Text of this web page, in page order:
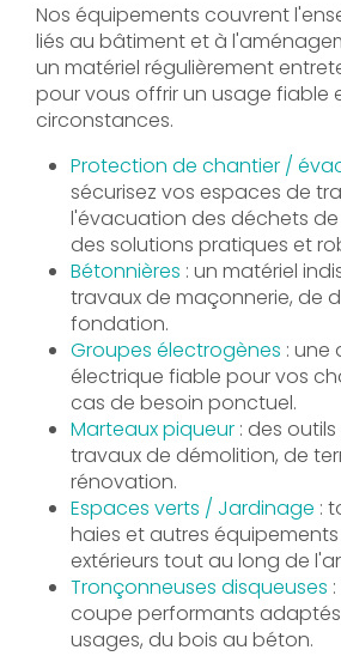
Nos équipements couvrent
liés au bâtiment et à
un matériel régulièrement
pour vous offrir un usage fiable
circonstances.
Protection de chantier /
sécurisez vos espaces de
l'évacuation des déchets
des solutions pratiques et
Bétonnières : un matériel
travaux de maçonnerie, de
fondation.
Groupes électrogènes : une
électrique fiable pour vos
cas de besoin ponctuel.
Marteaux piqueur: des
travaux de démolition, de
rénovation.
Espaces verts / Jardinage :
haies et autres
extérieurs tout au long de
Tronçonneuses disqueuses
coupe performants
usages, du bois au béton.